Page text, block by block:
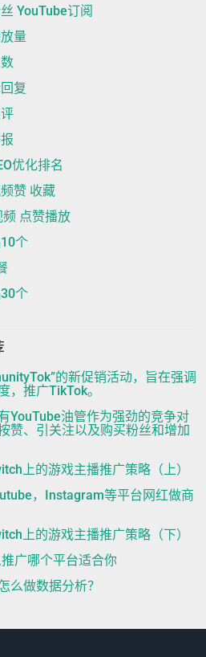
YouTube订阅
量
复
优化排名
赞 收藏
点赞播放
个
个
的新促销活动，旨在强调
，推广TikTok。
YouTube油管作为强劲的竞争对
赞、引关注以及购买粉丝和增加
上的游戏主播推广策略（上）
，Instagram等平台网红做商
上的游戏主播推广策略（下）
广哪个平台适合你
么做数据分析？